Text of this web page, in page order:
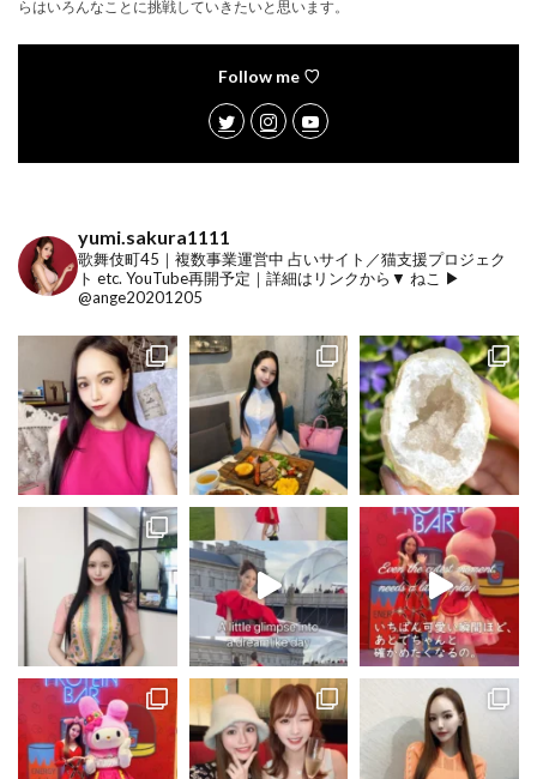
らはいろんなことに挑戦していきたいと思います。
Follow me ♡
yumi.sakura1111
歌舞伎町45｜複数事業運営中 占いサイト／猫支援プロジェク
ト etc. YouTube再開予定｜詳細はリンクから▼ ねこ ▶︎
@ange20201205